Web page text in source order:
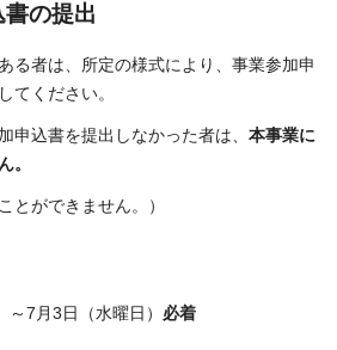
の提出
る者は、所定の様式により、事業参加申
てください。
申込書を提出しなかった者は、 本事業に
。
とができません。）
7月3日（水曜日） 必着